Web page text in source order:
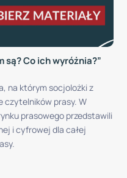
są? Co ich wyróżnia?”
na którym socjolożki z
czytelników prasy. W
prasowego przedstawili
i cyfrowej dla całej